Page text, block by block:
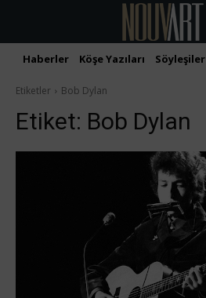
Haberler Köşe Yazıları Söyleşiler
Etiketler Bob Dylan
Etiket: Bob Dylan